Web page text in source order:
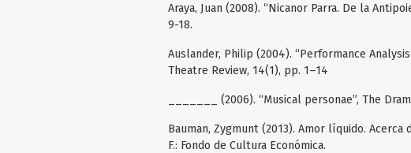
Araya, Juan (2008). “Nicanor Parra. De la
9-18.
Auslander, Philip (2004). “Performance
Theatre Review, 14(1), pp. 1–14
_______ (2006). “Musical personae”, The
Bauman, Zygmunt (2013). Amor líquido.
F.: Fondo de Cultura Económica.